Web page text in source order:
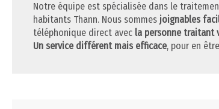
Notre équipe est spécialisée dans le
habitants Thann. Nous sommes joignables
téléphonique direct avec la personne traitant
Un service différent mais efficace, pour en